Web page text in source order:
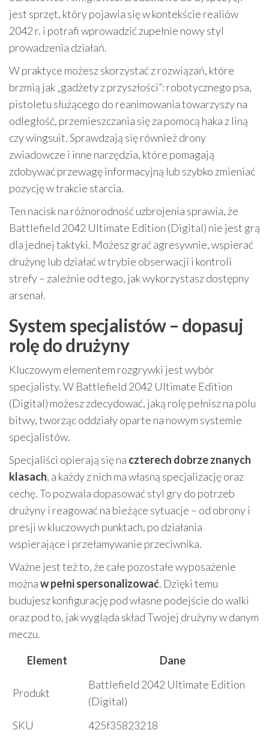
jest sprzęt, który pojawia się w kontekście realiów
2042 r. i potrafi wprowadzić zupełnie nowy styl
prowadzenia działań.
W praktyce możesz skorzystać z rozwiązań, które
brzmią jak „gadżety z przyszłości”: robotycznego psa,
pistoletu służącego do reanimowania towarzyszy na
odległość, przemieszczania się za pomocą haka z liną
czy wingsuit. Sprawdzają się również drony
zwiadowcze i inne narzędzia, które pomagają
zdobywać przewagę informacyjną lub szybko zmieniać
pozycję w trakcie starcia.
Ten nacisk na różnorodność uzbrojenia sprawia, że
Battlefield 2042 Ultimate Edition (Digital) nie jest grą
dla jednej taktyki. Możesz grać agresywnie, wspierać
drużynę lub działać w trybie obserwacji i kontroli
strefy – zależnie od tego, jak wykorzystasz dostępny
arsenał.
System specjalistów – dopasuj
rolę do drużyny
Kluczowym elementem rozgrywki jest wybór
specjalisty. W Battlefield 2042 Ultimate Edition
(Digital) możesz zdecydować, jaką rolę pełnisz na polu
bitwy, tworząc oddziały oparte na nowym systemie
specjalistów.
Specjaliści opierają się na czterech dobrze znanych
klasach, a każdy z nich ma własną specjalizację oraz
cechę. To pozwala dopasować styl gry do potrzeb
drużyny i reagować na bieżące sytuacje – od obrony i
presji w kluczowych punktach, po działania
wspierające i przełamywanie przeciwnika.
Ważne jest też to, że całe pozostałe wyposażenie
możnaw pełni spersonalizować. Dzięki temu
budujesz konfigurację pod własne podejście do walki
oraz pod to, jak wygląda skład Twojej drużyny w danym
meczu.
Element
Dane
Produkt
Battlefield 2042 Ultimate Edition
(Digital)
SKU
425f35823218